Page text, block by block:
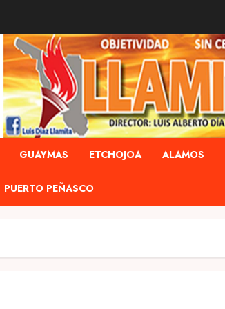
GUAYMAS ETCHOJOA ALAMOS
PUERTO PEÑASCO